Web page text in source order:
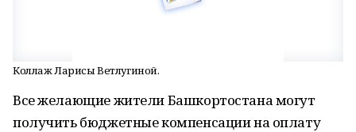
Коллаж Ларисы Ветлугиной.
Все желающие жители Башкортостана могут
получить бюджетные компенсации на оплату